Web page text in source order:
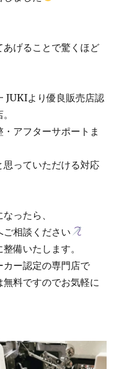
げることで驚くほど
JUKIより優良販売店認
アフターサポートま
思っていただける対応
ったら、
ご相談ください
備いたします。
ー認定の専門店で
料ですのでお気軽に